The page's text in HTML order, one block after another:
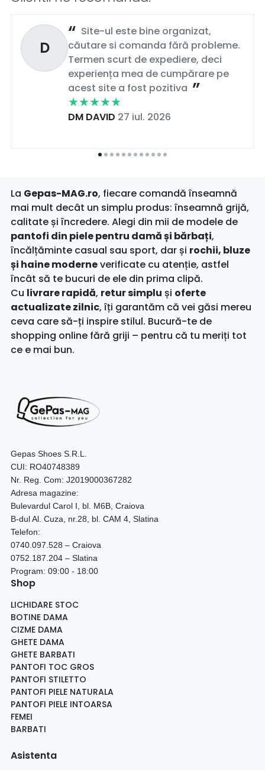
D
Site-ul este bine organizat,
căutare si comanda fără probleme.
Termen scurt de expediere, deci
experiența mea de cumpărare pe
acest site a fost pozitiva
DM DAVID 27 iul. 2026
La Gepas-MAG.ro, fiecare comandă înseamnă
mai mult decât un simplu produs: înseamnă grijă,
calitate și încredere. Alegi din mii de modele de
pantofi din piele pentru damă și bărbați,
încălțăminte casual sau sport, dar și rochii, bluze
și haine moderneverificate cu atenție, astfel
încât să te bucuri de ele din prima clipă.
Cu livrare rapidă, retur simplu și oferte
actualizate zilnic, îți garantăm că vei găsi mereu
ceva care să-ți inspire stilul. Bucură-te de
shopping online fără griji – pentru că tu meriți tot
ce e mai bun.
Gepas Shoes S.R.L.
CUI: RO40748389
Nr. Reg. Com: J2019000367282
Adresa magazine:
Bulevardul Carol I, bl. M6B, Craiova
B-dul Al. Cuza, nr.28, bl. CAM 4, Slatina
Telefon:
0740.097.528 – Craiova
0752.187.204 – Slatina
Program: 09:00 - 18:00
Shop
LICHIDARE STOC
BOTINE DAMA
CIZME DAMA
GHETE DAMA
GHETE BARBATI
PANTOFI TOC GROS
PANTOFI STILETTO
PANTOFI PIELE NATURALA
PANTOFI PIELE INTOARSA
FEMEI
BARBATI
Asistenta